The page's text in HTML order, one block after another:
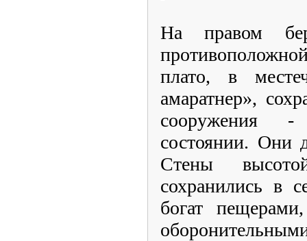
На правом
плато, в
амаратнер»,
сооружения -
состоянии. Они
Стены
сохранились в
богат